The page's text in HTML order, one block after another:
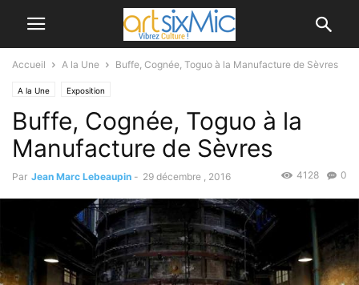
Accueil A la Une Buffe, Cognée, Toguo à la Manufacture de Sèvres
A la Une Exposition
Buffe, Cognée, Toguo à la
Manufacture de Sèvres
Par Jean Marc Lebeaupin - 29 décembre , 2016 0
4128